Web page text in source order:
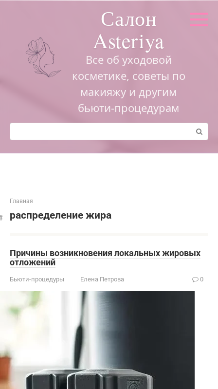
Салон
Asteriya
Все об уходовой
косметике, советы по
макияжу и другим
бьюти-процедурам
Поиск:
Главная
распределение жира
Причины возникновения локальных жировых
отложений
Бьюти-процедуры Елена Петрова 0